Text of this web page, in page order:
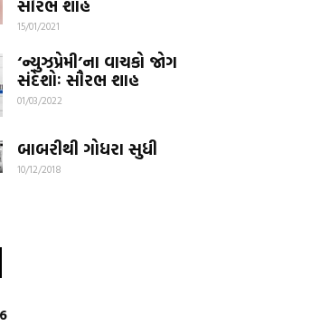
સૌરભ શાહ
15/01/2021
‘ન્યુઝપ્રેમી’ના વાચકો જોગ
સંદેશોઃ સૌરભ શાહ
01/03/2022
બાબરીથી ગોધરા સુધી
10/12/2018